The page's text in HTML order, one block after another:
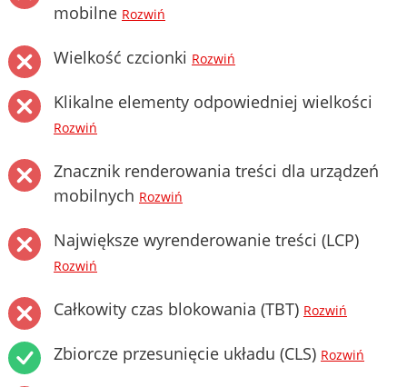
mobilne Rozwiń
Wielkość czcionki Rozwiń
Klikalne elementy odpowiedniej wielkości
Rozwiń
Znacznik renderowania treści dla urządzeń
mobilnych Rozwiń
Największe wyrenderowanie treści (LCP)
Rozwiń
Całkowity czas blokowania (TBT) Rozwiń
Zbiorcze przesunięcie układu (CLS) Rozwiń